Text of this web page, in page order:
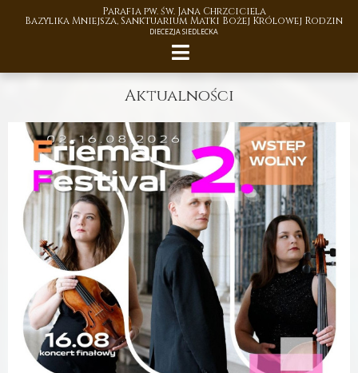
Parafia pw. św. Jana Chrzciciela
Bazylika Mniejsza, Sanktuarium Matki Bożej Królowej Rodzin
DIECEZJA SIEDLECKA
Aktualności